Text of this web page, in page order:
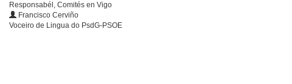
Responsabél, Comités en Vigo
Francisco Cerviño
Voceiro de Lingua do PsdG-PSOE